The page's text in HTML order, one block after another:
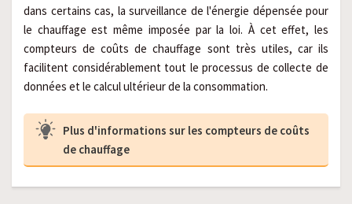
dans certains cas, la surveillance de l'énergie dépensée pour
le chauffage est même imposée par la loi. À cet effet, les
compteurs de coûts de chauffage sont très utiles, car ils
facilitent considérablement tout le processus de collecte de
données et le calcul ultérieur de la consommation.
Plus d'informations sur les compteurs de coûts
de chauffage